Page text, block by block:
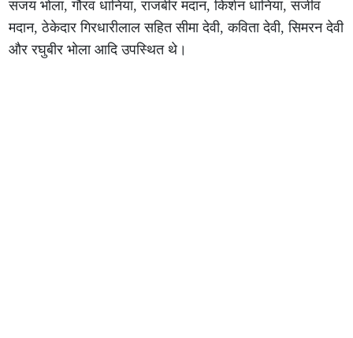
संजय भोला, गौरव धानिया, राजबीर मदान, किर्शन धानिया, संजीव
मदान, ठेकेदार गिरधारीलाल सहित सीमा देवी, कविता देवी, सिमरन देवी
और रघुबीर भोला आदि उपस्थित थे।